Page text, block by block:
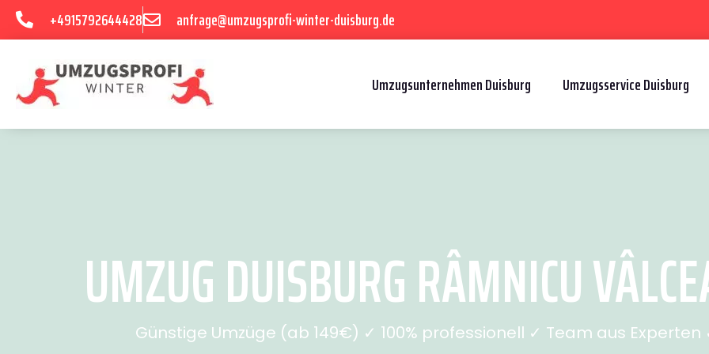
+4915792644428 anfrage@umzugsprofi-winter-duisburg.de
Umzugsunternehmen Duisburg Umzugsservice Duisburg
UMZUG DUISBURG RÂMNICU
Günstige Umzüge (ab 149€) ✓ 100% professionell ✓ Team aus